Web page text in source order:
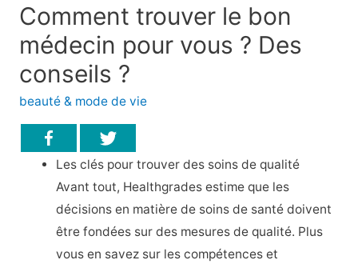
Comment trouver le bon
médecin pour vous ? Des
conseils ?
beauté & mode de vie
Les clés pour trouver des soins de qualité
Avant tout, Healthgrades estime que les
décisions en matière de soins de santé doivent
être fondées sur des mesures de qualité. Plus
vous en savez sur les compétences et